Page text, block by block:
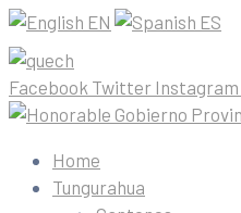
EN ES
Facebook Twitter Instagram
Home
Tungurahua